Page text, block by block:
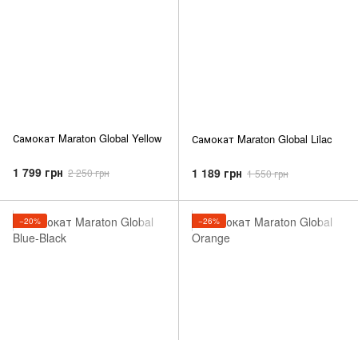
Самокат Maraton Global Yellow
1 799 грн 2 250 грн
Самокат Maraton Global Lilac
1 189 грн 1 550 грн
−20% −26%